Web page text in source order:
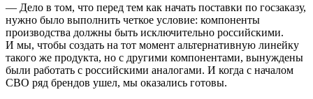
— Дело в том, что перед тем как начать поставки по госзаказу,
нужно было выполнить четкое условие: компоненты
производства должны быть исключительно российскими.
И мы, чтобы создать на тот момент альтернативную линейку
такого же продукта, но с другими компонентами, вынуждены
были работать с российскими аналогами. И когда с началом
СВО ряд брендов ушел, мы оказались готовы.